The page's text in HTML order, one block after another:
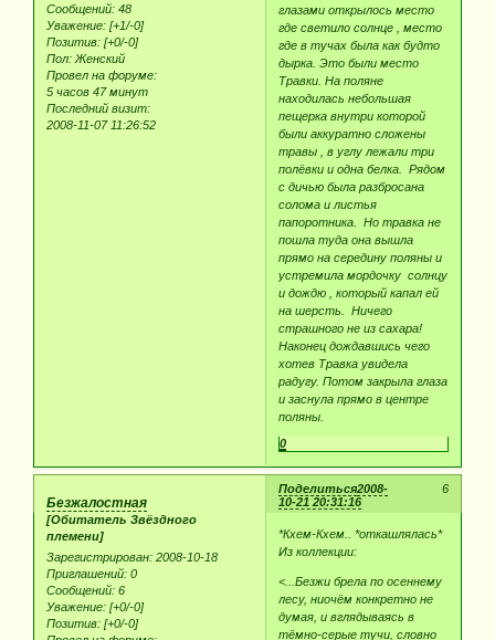
Сообщений: 48
Уважение: [+1/-0]
Позитив: [+0/-0]
Пол: Женский
Провел на форуме:
5 часов 47 минут
Последний визит:
2008-11-07 11:26:52
глазами открылось место
где светило солнце , место
где в тучах была как будто
дырка. Это были место
Травки. На поляне
находилась небольшая
пещерка внутри которой
были аккуратно сложены
травы , в углу лежали три
полёвки и одна белка. Рядом
с дичью была разбросана
солома и листья
папоротника. Но травка не
пошла туда она вышла
прямо на середину поляны и
устремила мордочку солнцу
и дождю , который капал ей
на шерсть.Ничего
страшного не из сахара!
Наконец дождавшись чего
хотев Травка увидела
радугу. Потом закрыла глаза
и заснула прямо в центре
поляны.
0
Поделиться 6
2008-
10-21 20:31:16
Безжалостная
[Обитатель Звёздного
племени]
Зарегистрирован: 2008-10-18
Приглашений: 0
Сообщений: 6
Уважение: [+0/-0]
Позитив: [+0/-0]
*Кхем-Кхем.. *откашлялась*
Из коллекции:
<...Безжи брела по осеннему
лесу, ниочём конкретно не
думая, и вглядываясь в
тёмно-серые тучи, словно